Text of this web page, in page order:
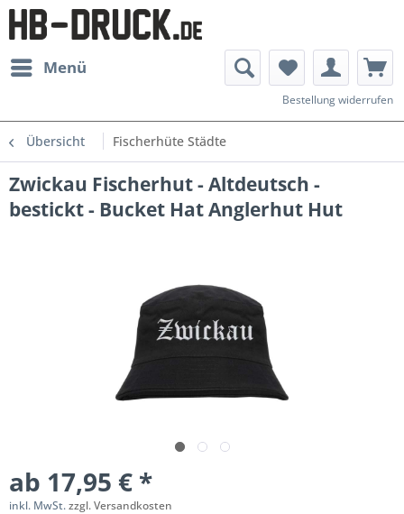
Menü
Bestellung widerrufen
Übersicht Fischerhüte Städte
Zwickau Fischerhut - Altdeutsch -
bestickt - Bucket Hat Anglerhut Hut
ab 17,95 € *
inkl. MwSt.zzgl. Versandkosten